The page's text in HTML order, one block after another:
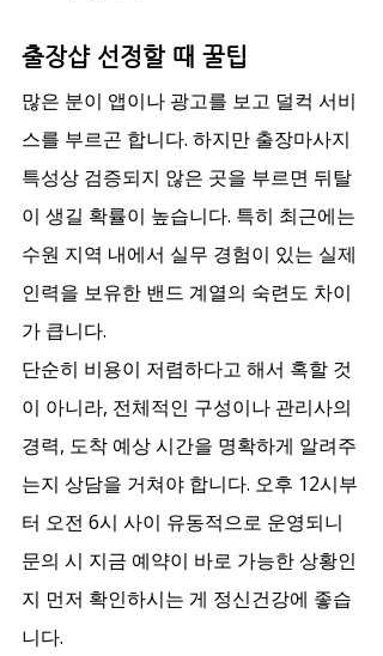
출장샵 선정할 때 꿀팁
많은 분이 앱이나 광고를 보고 덜컥 서비
스를 부르곤 합니다. 하지만 출장마사지
특성상 검증되지 않은 곳을 부르면 뒤탈
이 생길 확률이 높습니다. 특히 최근에는
수원 지역 내에서 실무 경험이 있는 실제
인력을 보유한 밴드 계열의 숙련도 차이
가 큽니다.
단순히 비용이 저렴하다고 해서 혹할 것
이 아니라, 전체적인 구성이나 관리사의
경력, 도착 예상 시간을 명확하게 알려주
는지 상담을 거쳐야 합니다. 오후 12시부
터 오전 6시 사이 유동적으로 운영되니
문의 시 지금 예약이 바로 가능한 상황인
지 먼저 확인하시는 게 정신건강에 좋습
니다.